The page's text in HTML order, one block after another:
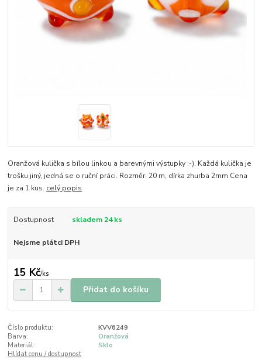
Oranžová kulička s bílou linkou a barevnými výstupky :-). Každá kulička je
trošku jiný, jedná se o ruční práci. Rozměr: 20 m, dírka zhurba 2mm Cena
je za 1 kus. celý popis
Dostupnost skladem 24 ks
Nejsme plátci DPH
15 Kč/ks
Přidat do košíku
Číslo produktu:
KVV6249
Barva:
Oranžová
Materiál:
Sklo
Hlídat cenu / dostupnost